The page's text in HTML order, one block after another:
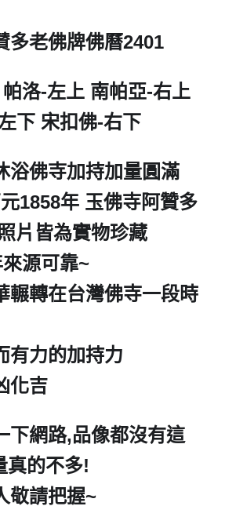
多老佛牌佛曆2401
洛-左上 南帕亞-右上
下 宋扣佛-右下
浴佛寺加持加量圓滿
1858年 玉佛寺阿贊多
片皆為實物珍藏
源可靠~
輾轉在台灣佛寺一段時
有力的加持力
化吉
下網路,品像都沒有這
真的不多!
敬請把握~